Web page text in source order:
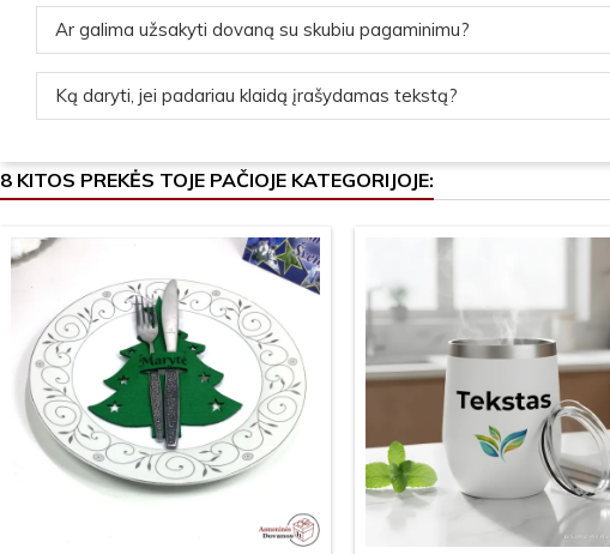
Ar galima užsakyti dovaną su skubiu pagaminimu?
Ką daryti, jei padariau klaidą įrašydamas tekstą?
8 KITOS PREKĖS TOJE PAČIOJE KATEGORIJOJE: